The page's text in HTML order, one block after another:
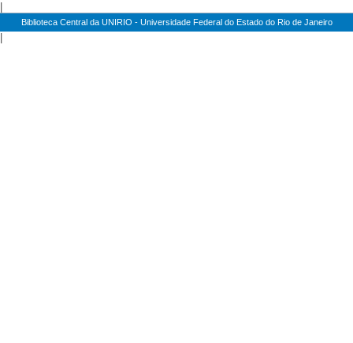
Biblioteca Central da UNIRIO - Universidade Federal do Estado do Rio de Janeiro